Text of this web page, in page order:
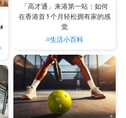
，而到访保良花园、铜锣湾避风塘及怡和午
只需五分钟。无论是想体验历史文化，还是
都是不错的选择。
行约2分钟
塘：步行约10分钟
行约10分钟
步行约9分钟
2服务式住宅提供多种开放式套房，每间都配
善的生活配套设施，让你在香港也能感受到
案，欢迎致电3602 2388或填写表格向我们
「高才通」来港第一站：如何
在香港首 3 个月轻松拥有家的感
觉
#生活小百科